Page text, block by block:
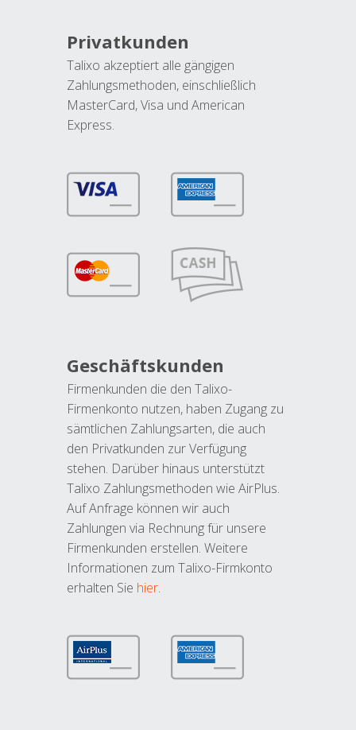
Privatkunden
Talixo akzeptiert alle gängigen
Zahlungsmethoden, einschließlich
MasterCard, Visa und American
Express.
Geschäftskunden
Firmenkunden die den Talixo-
Firmenkonto nutzen, haben Zugang zu
sämtlichen Zahlungsarten, die auch
den Privatkunden zur Verfügung
stehen. Darüber hinaus unterstützt
Talixo Zahlungsmethoden wie AirPlus.
Auf Anfrage können wir auch
Zahlungen via Rechnung für unsere
Firmenkunden erstellen. Weitere
Informationen zum Talixo-Firmkonto
erhalten Sie hier.